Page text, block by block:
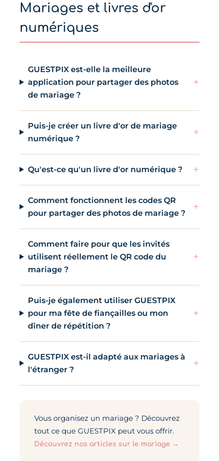
Mariages et livres d'or
numériques
GUESTPIX est-elle la meilleure
application pour partager des photos
de mariage ?
+
Puis-je créer un livre d'or de mariage
numérique ?
+
Qu'est-ce qu'un livre d'or numérique ? +
Comment fonctionnent les codes QR
pour partager des photos de mariage ?
+
Comment faire pour que les invités
utilisent réellement le QR code du
mariage ?
+
Puis-je également utiliser GUESTPIX
pour ma fête de fiançailles ou mon
dîner de répétition ?
+
GUESTPIX est-il adapté aux mariages à
l'étranger ?
+
Vous organisez un mariage ? Découvrez
tout ce que GUESTPIX peut vous offrir.
Découvrez nos articles sur le mariage →